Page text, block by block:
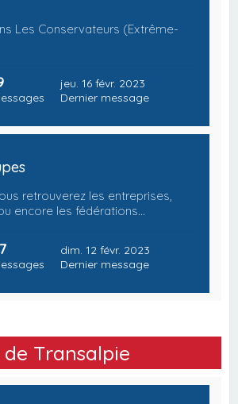
Les Conservateurs (Extrême-
jeu. 16 févr. 2023
Dernier message
retrouverez les entreprises,
encore les fédérations…
dim. 12 févr. 2023
Dernier message
Transalpie